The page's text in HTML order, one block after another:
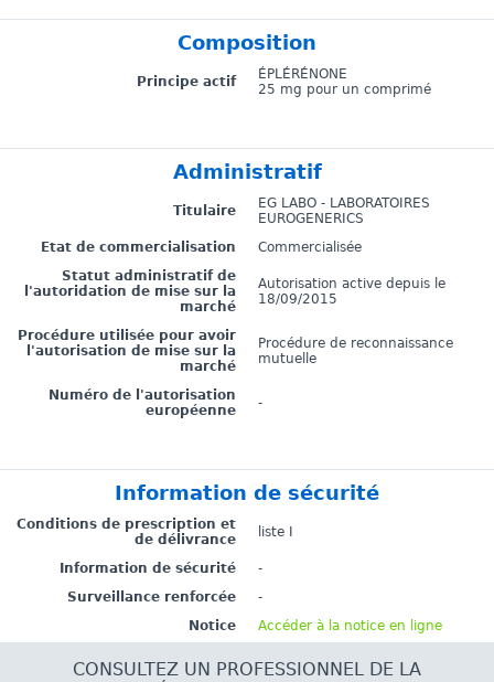
Composition
Principe actif
ÉPLÉRÉNONE
25 mg pour un comprimé
Administratif
Titulaire
EG LABO - LABORATOIRES
EUROGENERICS
Etat de commercialisation
Commercialisée
Statut administratif de
l'autoridation de mise sur la
marché
Autorisation active depuis le
18/09/2015
Procédure utilisée pour avoir
l'autorisation de mise sur la
marché
Procédure de reconnaissance
mutuelle
Numéro de l'autorisation
européenne
-
Information de sécurité
Conditions de prescription et
de délivrance
liste I
Information de sécurité
-
Surveillance renforcée
-
Notice
Accéder à la notice en ligne
CONSULTEZ UN PROFESSIONNEL DE LA